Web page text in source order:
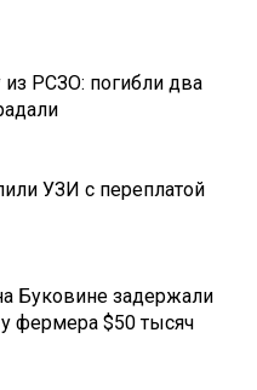
РСЗО: погибли два
УЗИ с переплатой
Буковине задержали
фермера $50 тысяч